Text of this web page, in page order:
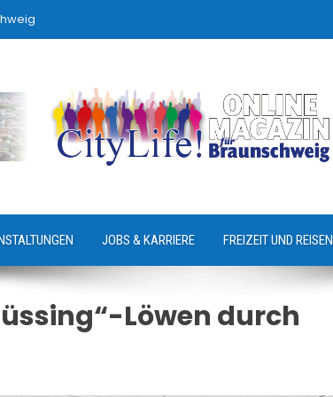
JOBS & KARRIERE FREIZEIT UND REISEN
Löwen durch